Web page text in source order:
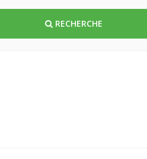
RECHERCHE